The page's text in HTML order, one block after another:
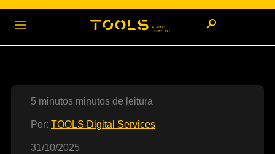
5 minutos minutos de leitura
Por: TOOLS Digital Services
31/10/2025